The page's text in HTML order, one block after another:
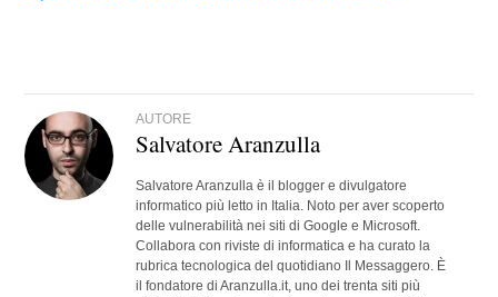
AUTORE
Salvatore Aranzulla
Salvatore Aranzulla è il blogger e divulgatore
informatico più letto in Italia. Noto per aver scoperto
delle vulnerabilità nei siti di Google e Microsoft.
Collabora con riviste di informatica e ha curato la
rubrica tecnologica del quotidiano Il Messaggero. È
il fondatore di Aranzulla.it, uno dei trenta siti più